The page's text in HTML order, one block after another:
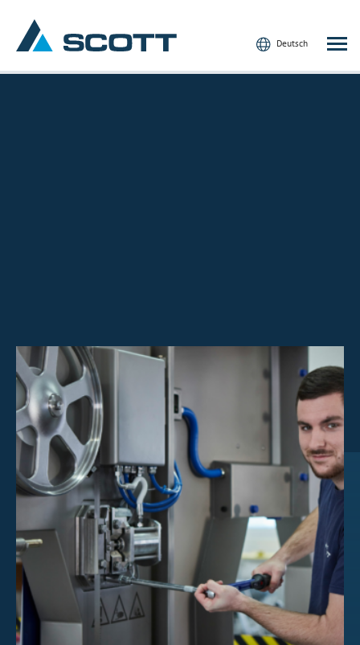
Deutsch
Unsere Kunden
Investorenzentrum
Über Scott
Karriere
Nachrichten und Veranstaltungen